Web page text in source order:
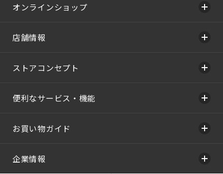
オンラインショップ
店舗情報
ストアコンセプト
便利なサービス・機能
お買い物ガイド
企業情報